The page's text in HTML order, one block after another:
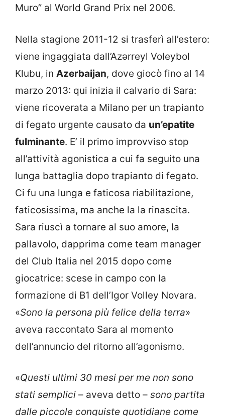
Muro” al World Grand Prix nel 2006.
Nella stagione 2011-12 si trasferì all’estero:
viene ingaggiata dall’Azərreyl Voleybol
Klubu, in Azerbaijan, dove giocò fino al 14
marzo 2013: qui inizia il calvario di Sara:
viene ricoverata a Milano per un trapianto
di fegato urgente causato da un’epatite
fulminante. E’ il primo improvviso stop
all’attività agonistica a cui fa seguito una
lunga battaglia dopo trapianto di fegato.
Ci fu una lunga e faticosa riabilitazione,
faticosissima, ma anche la la rinascita.
Sara riuscì a tornare al suo amore, la
pallavolo, dapprima come team manager
del Club Italia nel 2015 dopo come
giocatrice: scese in campo con la
formazione di B1 dell’Igor Volley Novara.
«Sono la persona più felice della terra»
aveva raccontato Sara al momento
dell’annuncio del ritorno all’agonismo.
«Questi ultimi 30 mesi per me non sono
stati semplici – aveva detto – sono partita
dalle piccole conquiste quotidiane come